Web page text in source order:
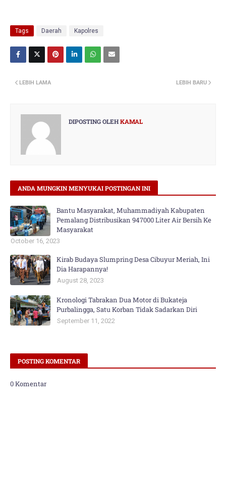
Tags Daerah Kapolres
LEBIH BARU
LEBIH LAMA
DIPOSTING OLEHKAMAL
ANDA MUNGKIN MENYUKAI POSTINGAN INI
Bantu Masyarakat, Muhammadiyah Kabupaten
Pemalang Distribusikan 947000 Liter Air Bersih Ke
Masyarakat
October 16, 2023
Kirab Budaya Slumpring Desa Cibuyur Meriah, Ini
Dia Harapannya!
August 28, 2023
Kronologi Tabrakan Dua Motor di Bukateja
Purbalingga, Satu Korban Tidak Sadarkan Diri
September 11, 2022
POSTING KOMENTAR
0 Komentar